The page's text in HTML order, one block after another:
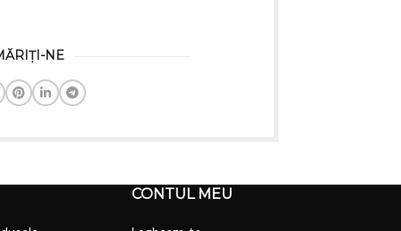
NE
CONTUL MEU